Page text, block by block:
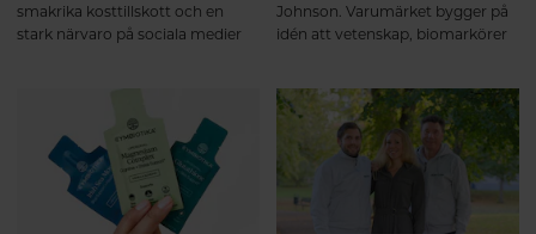
smakrika kosttillskott och en
stark närvaro på sociala medier
grundaren Mari Llewellyn, vars
egen hälsoresa har inspirerat
både produkterna och företagets
filosofi.
Johnson. Varumärket bygger på
idén att vetenskap, biomarkörer
biologiskt åldrande och förbättra
kroppens långsiktiga funktion.